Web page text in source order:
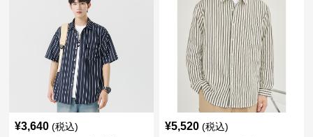
¥3,640 (税込) ¥5,520 (税込)